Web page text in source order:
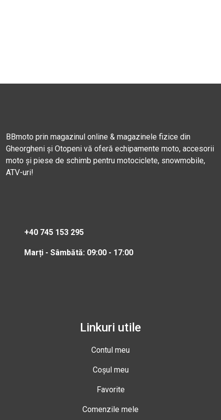
BBmoto prin magazinul online & magazinele fizice din
Gheorgheni și Otopeni vă oferă echipamente moto, accesorii
moto și piese de schimb pentru motociclete, snowmobile,
ATV-uri!
+40 745 153 295
Marți - Sâmbătă: 09:00 - 17:00
Linkuri utile
Contul meu
Coșul meu
Favorite
Comenzile mele